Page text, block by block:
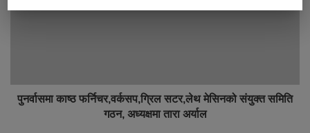
पुनर्वासमा काष्ठ फर्निचर,वर्कसप,ग्रिल सटर,लेथ मेसिनको संयुक्त समिति
गठन, अध्यक्षमा तारा अर्याल